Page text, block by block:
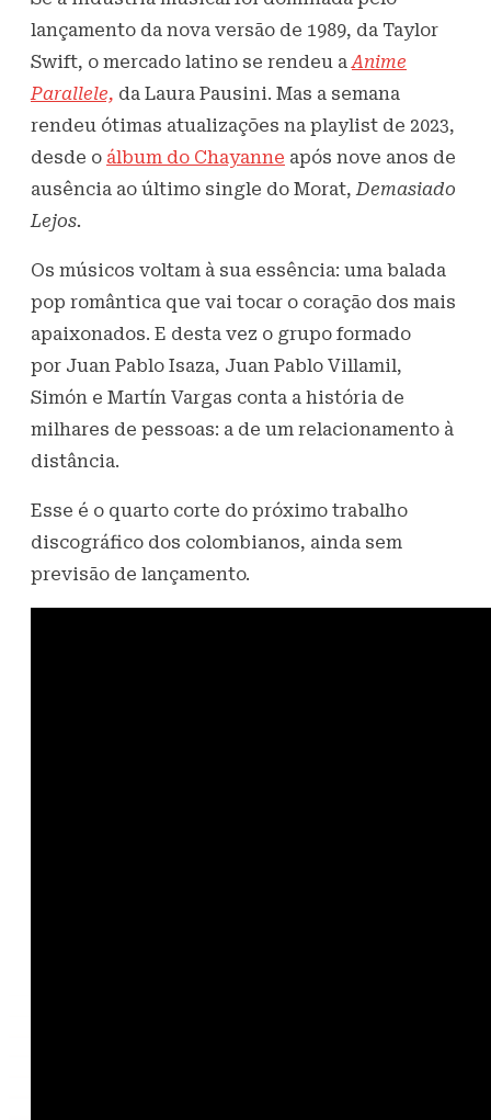
lançamento da nova versão de 1989, da Taylor
Swift, o mercado latino se rendeu aAnime
Parallele, da Laura Pausini. Mas a semana
rendeu ótimas atualizações na playlist de 2023,
desde o álbum do Chayanne após nove anos de
ausência ao último single do Morat,Demasiado
Lejos.
Os músicos voltam à sua essência: uma balada
pop romântica que vai tocar o coração dos mais
apaixonados. E desta vez o grupo formado
por Juan Pablo Isaza, Juan Pablo Villamil,
Simón e Martín Vargas conta a história de
milhares de pessoas: a de um relacionamento à
distância.
Esse é o quarto corte do próximo trabalho
discográfico dos colombianos, ainda sem
previsão de lançamento.